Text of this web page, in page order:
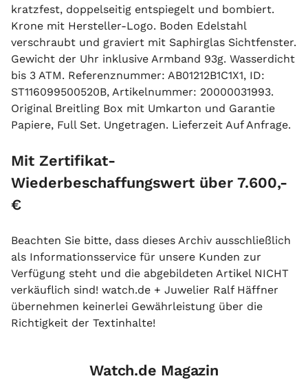
kratzfest, doppelseitig entspiegelt und bombiert.
Krone mit Hersteller-Logo. Boden Edelstahl
verschraubt und graviert mit Saphirglas Sichtfenster.
Gewicht der Uhr inklusive Armband 93g. Wasserdicht
bis 3 ATM. Referenznummer: AB01212B1C1X1, ID:
ST116099500520B, Artikelnummer: 20000031993.
Original Breitling Box mit Umkarton und Garantie
Papiere, Full Set. Ungetragen. Lieferzeit Auf Anfrage.
Mit Zertifikat-
Wiederbeschaffungswert über 7.600,-
€
Beachten Sie bitte, dass dieses Archiv ausschließlich
als Informationsservice für unsere Kunden zur
Verfügung steht und die abgebildeten Artikel NICHT
verkäuflich sind! watch.de + Juwelier Ralf Häffner
übernehmen keinerlei Gewährleistung über die
Richtigkeit der Textinhalte!
Watch.de Magazin